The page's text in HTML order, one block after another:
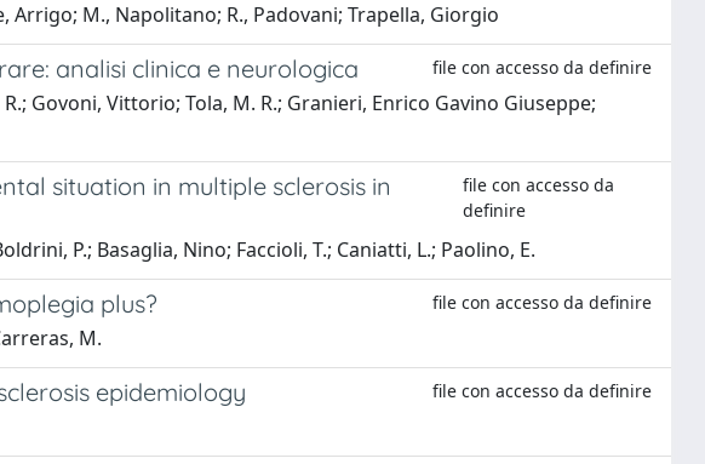
M., Napolitano; R., Padovani; Trapella, Giorgio
analisi clinica e neurologica file con accesso da definire
Govoni, Vittorio; Tola, M. R.; Granieri, Enrico Gavino Giuseppe;
situation in multiple sclerosis in
file con accesso da
definire
P.; Basaglia, Nino; Faccioli, T.; Caniatti, L.; Paolino, E.
plus? file con accesso da definire
M.
epidemiology file con accesso da definire